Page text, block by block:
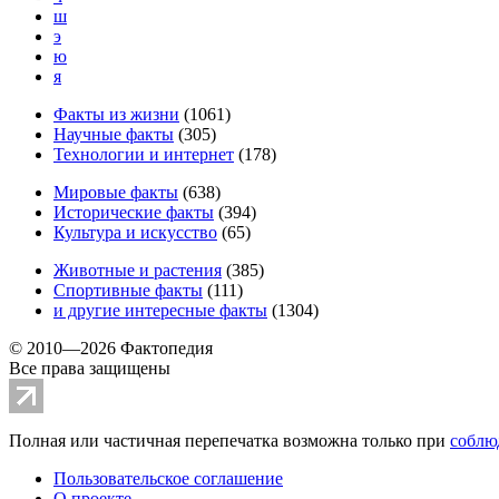
ш
э
ю
я
Факты из жизни (1061)
Научные факты (305)
Технологии и интернет (178)
Мировые факты (638)
Исторические факты (394)
Культура и искусство (65)
Животные и растения (385)
Спортивные факты (111)
и другие интересные факты (1304)
© 2010—2026 Фактопедия
Все права защищены
Полная или частичная перепечатка возможна только при
Пользовательское соглашение